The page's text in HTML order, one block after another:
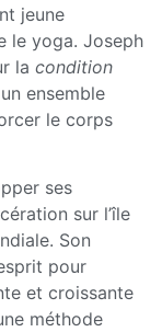
jeune
le yoga. Joseph
la condition
ensemble
le corps
ses
sur l’île
Son
pour
et croissante
méthode